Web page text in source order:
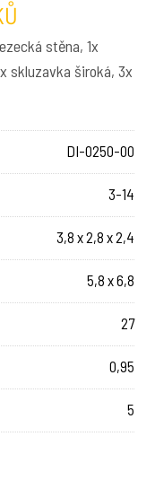
stěna, 1x
skluzavka široká, 3x
DI-0250-00
3-14
3,8 x 2,8 x 2,4
5,8 x 6,8
27
0,95
5